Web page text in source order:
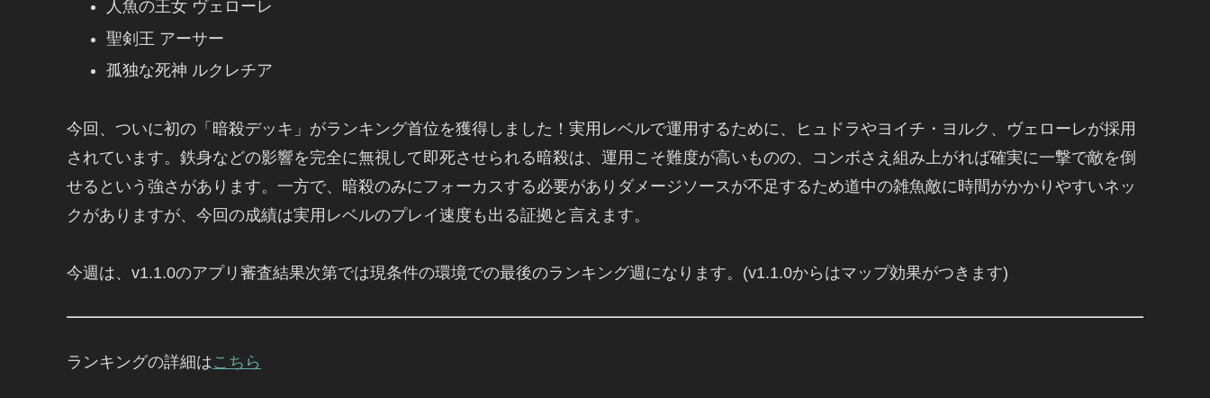
人魚の王女 ヴェローレ
聖剣王 アーサー
孤独な死神 ルクレチア
今回、ついに初の「暗殺デッキ」がランキング首位を獲得しました！実用レベルで運用するために、ヒュドラやヨイチ・ヨルク、ヴェローレが採用
されています。鉄身などの影響を完全に無視して即死させられる暗殺は、運用こそ難度が高いものの、コンボさえ組み上がれば確実に一撃で敵を倒
せるという強さがあります。一方で、暗殺のみにフォーカスする必要がありダメージソースが不足するため道中の雑魚敵に時間がかかりやすいネッ
クがありますが、今回の成績は実用レベルのプレイ速度も出る証拠と言えます。
今週は、v1.1.0のアプリ審査結果次第では現条件の環境での最後のランキング週になります。(v1.1.0からはマップ効果がつきます)
ランキングの詳細はこちら